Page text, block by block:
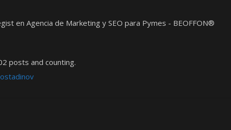
en Agencia de Marketing y SEO para Pymes - BEOFFON®
posts and counting.